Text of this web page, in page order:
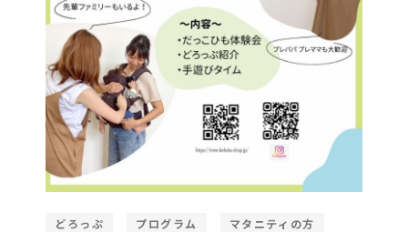
どろっぷ プログラム マタニティの方